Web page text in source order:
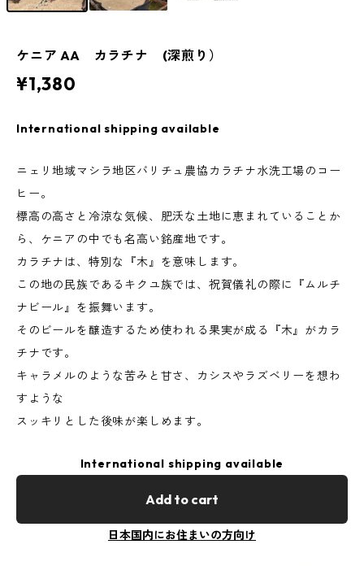
ケニア AA カラチナ (深煎り）
¥1,380
International shipping available
ニェリ地域マシラ地区バリチュ農協カラチナ水洗工場のコー
ヒー。
標高の高さと冷涼な気候、肥沃な土地に恵まれていることか
ら、ケニアの中でも名高い銘産地です。
カラチナは、特別な『木』を意味します。
この地の民族であるキクユ族では、祝賀儀礼の際に『ムルチ
ナビール』を振舞います。
そのビールを醸造するため使われる果実が成る『木』がカラ
チナです。
キャラメルのような苦みと甘さ、カシスやラズベリーを想わ
すような
スッキリとした後味が楽しめます。
International shipping available
Add to cart
日本国内にお住まいの方向け